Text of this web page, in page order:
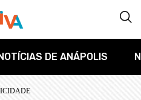
DE ANÁPOLIS